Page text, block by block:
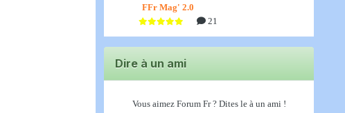
FFr Mag' 2.0
21
Dire à un ami
Vous aimez Forum Fr ? Dites le à un ami !